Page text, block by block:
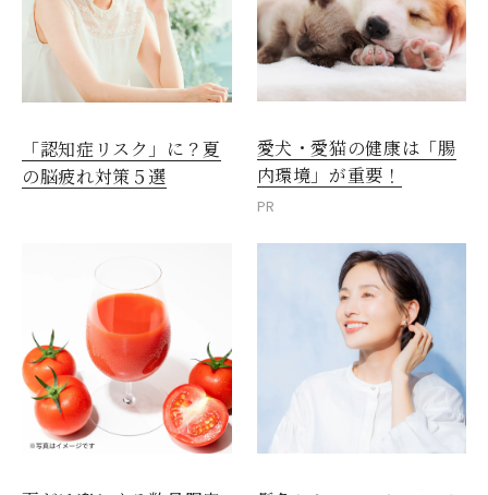
「認知症リスク」に？夏
の脳疲れ対策５選
愛犬・愛猫の健康は「腸
内環境」が重要！
PR